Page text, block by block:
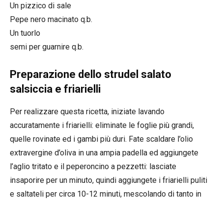
Un pizzico di sale
Pepe nero macinato q.b.
Un tuorlo
semi per guarnire q.b.
Preparazione dello strudel salato
salsiccia e friarielli
Per realizzare questa ricetta, iniziate lavando
accuratamente i friarielli: eliminate le foglie più grandi,
quelle rovinate ed i gambi più duri. Fate scaldare l’olio
extravergine d’oliva in una ampia padella ed aggiungete
l’aglio tritato e il peperoncino a pezzetti: lasciate
insaporire per un minuto, quindi aggiungete i friarielli puliti
e saltateli per circa 10-12 minuti, mescolando di tanto in